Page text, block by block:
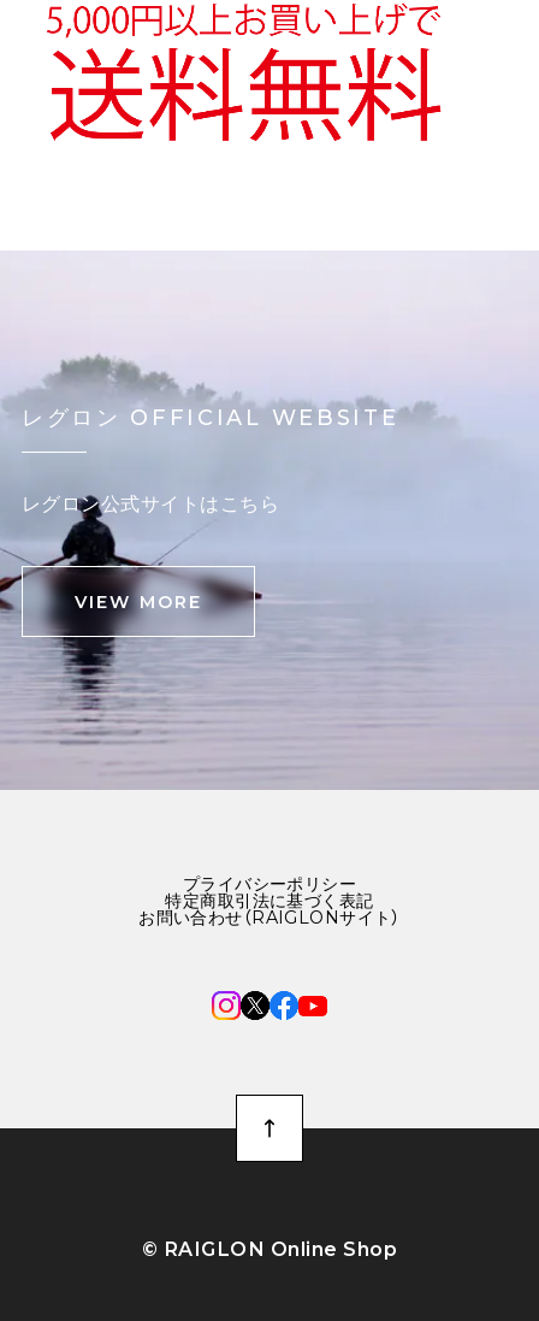
レグロン OFFICIAL WEBSITE
レグロン公式サイトはこちら
VIEW MORE
プライバシーポリシー
特定商取引法に基づく表記
お問い合わせ（RAIGLONサイト）
©︎ RAIGLON Online Shop